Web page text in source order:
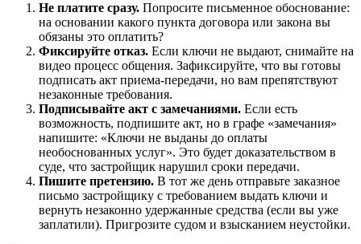
Не платите сразу. Попросите письменное обоснование:
на основании какого пункта договора или закона вы
обязаны это оплатить?
Фиксируйте отказ. Если ключи не выдают, снимайте на
видео процесс общения. Зафиксируйте, что вы готовы
подписать акт приема-передачи, но вам препятствуют
незаконные требования.
Подписывайте акт с замечаниями. Если есть
возможность, подпишите акт, но в графе «замечания»
напишите: «Ключи не выданы до оплаты
необоснованных услуг». Это будет доказательством в
суде, что застройщик нарушил сроки передачи.
Пишите претензию. В тот же день отправьте заказное
письмо застройщику с требованием выдать ключи и
вернуть незаконно удержанные средства (если вы уже
заплатили). Пригрозите судом и взысканием неустойки.